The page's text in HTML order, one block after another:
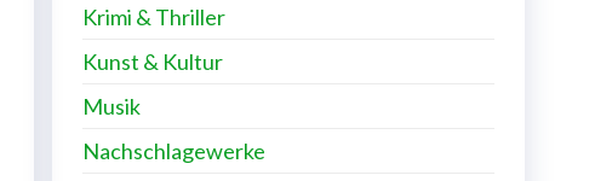
Krimi & Thriller
Kunst & Kultur
Musik
Nachschlagewerke